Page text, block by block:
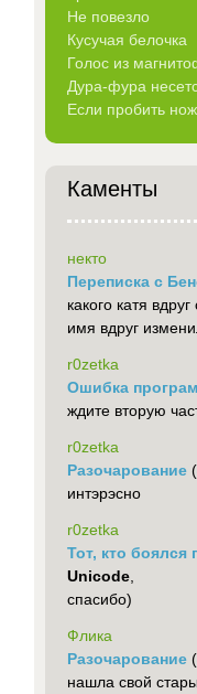
Не повезло
Кусучая белочка
Голос из
Дура-фура
Если пробить
Каменты
некто
Переписка с
какого катя
имя вдруг
r0zetka
Ошибка
ждите вторую
r0zetka
Разочарование
интэрэсно
r0zetka
Тот, кто боялся
Unicode
спасибо)
Флика
Разочарование
нашла свой